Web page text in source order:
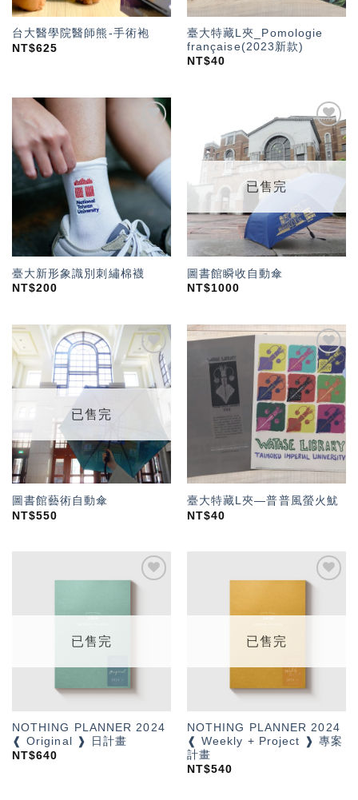
台大醫學院醫師熊-手術袍
NT$625
臺大特藏L夾_Pomologie
française(2023新款)
NT$40
望輕
單」
臺大新形象識別刺繡棉襪
NT$200
加入
「願
望輕
已售完
圖書館瞬收自動傘
NT$1000
加入
「願
望輕
已售完
圖書館藝術自動傘
NT$550
加入
「願
望輕
單」
臺大特藏L夾—普普風螢火魷
NT$40
望輕
已售完
NOTHING PLANNER 2024
❰ Original ❱ 日計畫
NT$640
望輕
已售完
NOTHING PLANNER 2024
❰ Weekly + Project ❱ 專案
計畫
NT$540